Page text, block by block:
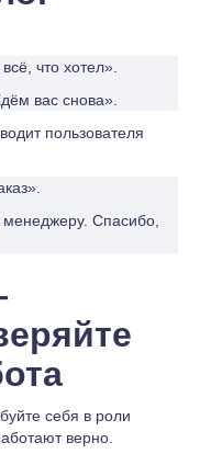
что хотел».
вас снова».
пользователя
Спасибо,
себя в роли
верно.